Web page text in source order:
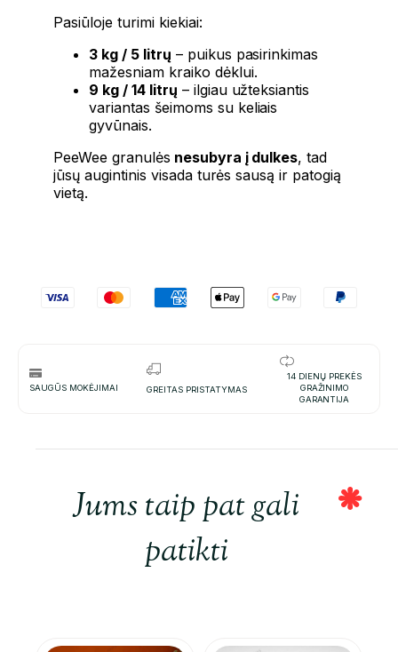
Pasiūloje turimi kiekiai:
3 kg / 5 litrų – puikus pasirinkimas
mažesniam kraiko dėklui.
9 kg / 14 litrų – ilgiau užteksiantis
variantas šeimoms su keliais
gyvūnais.
PeeWee granulės nesubyra į dulkes, tad
jūsų augintinis visada turės sausą ir patogią
vietą.
SAUGŪS MOKĖJIMAI GREITAS PRISTATYMAS
14 DIENŲ PREKĖS
GRAŽINIMO
GARANTIJA
Jums taip pat gali
patikti